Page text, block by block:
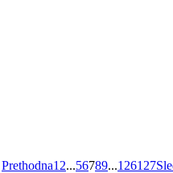
Prethodna1 2...56789...126127